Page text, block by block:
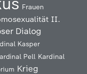
Frauen
II.
Dialog
Kasper
Pell Kardinal
Krieg